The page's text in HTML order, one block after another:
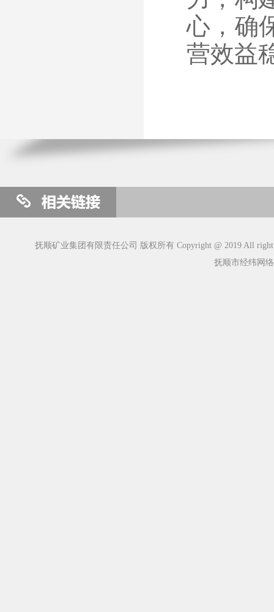
心，确
营效益
抚顺矿业集团有限责任公司 版权所有 Copyright @ 2019 All right
抚顺市经纬网